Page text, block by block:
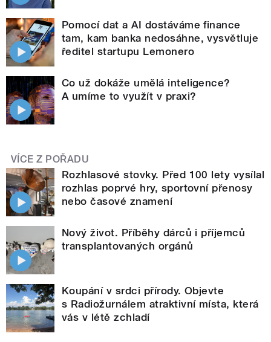
Pomocí dat a AI dostáváme finance
tam, kam banka nedosáhne, vysvětluje
ředitel startupu Lemonero
Co už dokáže umělá inteligence?
A umíme to využít v praxi?
VÍCE Z POŘADU
Rozhlasové stovky. Před 100 lety vysílal
rozhlas poprvé hry, sportovní přenosy
nebo časové znamení
Nový život. Příběhy dárců i příjemců
transplantovaných orgánů
Koupání v srdci přírody. Objevte
s Radiožurnálem atraktivní místa, která
vás v létě zchladí